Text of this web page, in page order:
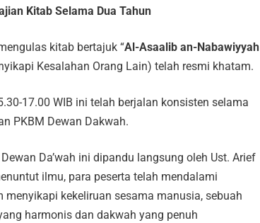
Kitab Selama Dua Tahun
kitab bertajuk “Al-Asaalib an-Nabawiyyah
Kesalahan Orang Lain) telah resmi khatam.
17.00 WIB ini telah berjalan konsisten selama
PKBM Dewan Dakwah.
Da’wah ini dipandu langsung oleh Ust. Arief
ilmu, para peserta telah mendalami
kekeliruan sesama manusia, sebuah
harmonis dan dakwah yang penuh